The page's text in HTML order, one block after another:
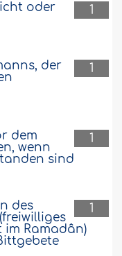
1
oder
1
der
1
dem
wenn
sind
1
des
im Ramadân)